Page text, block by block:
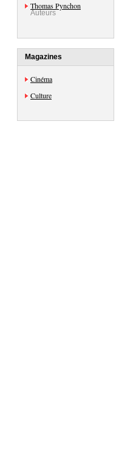
Thomas Pynchon
Auteurs
Magazines
Cinéma
Culture